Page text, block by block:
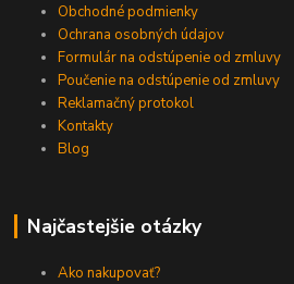
Obchodné podmienky
Ochrana osobných údajov
Formulár na odstúpenie od zmluvy
Poučenie na odstúpenie od zmluvy
Reklamačný protokol
Kontakty
Blog
Najčastejšie otázky
Ako nakupovať?